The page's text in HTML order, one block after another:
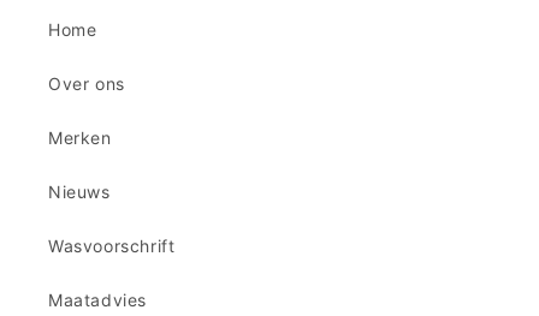
Home
Over ons
Merken
Nieuws
Wasvoorschrift
Maatadvies